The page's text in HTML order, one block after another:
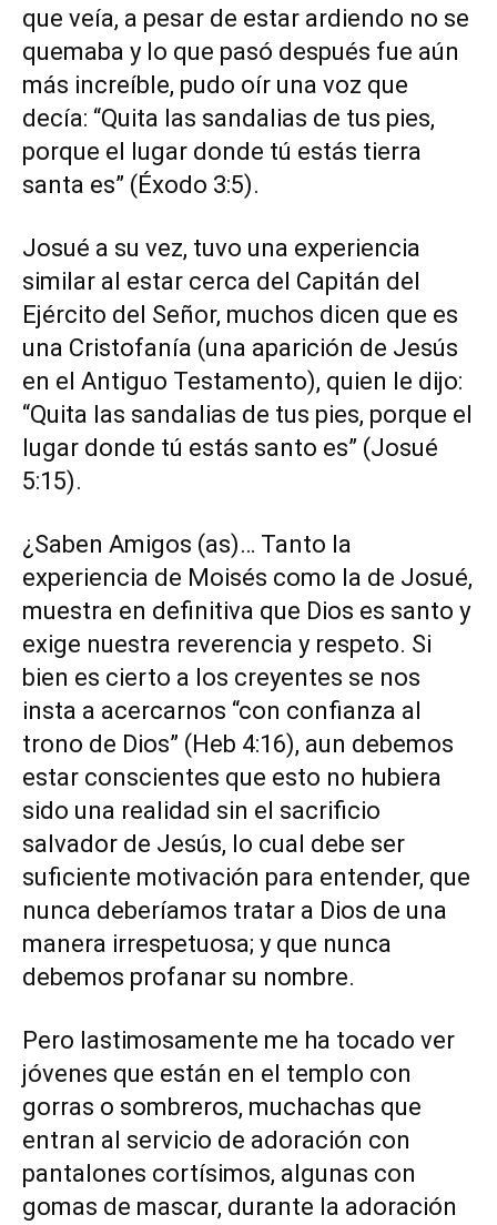
que veía, a pesar de estar ardiendo no se
quemaba y lo que pasó después fue aún
más increíble, pudo oír una voz que
decía: “Quita las sandalias de tus pies,
porque el lugar donde tú estás tierra
santa es” (Éxodo 3:5).
Josué a su vez, tuvo una experiencia
similar al estar cerca del Capitán del
Ejército del Señor, muchos dicen que es
una Cristofanía (una aparición de Jesús
en el Antiguo Testamento), quien le dijo:
“Quita las sandalias de tus pies, porque el
lugar donde tú estás santo es” (Josué
5:15).
¿Saben Amigos (as)… Tanto la
experiencia de Moisés como la de Josué,
muestra en definitiva que Dios es santo y
exige nuestra reverencia y respeto. Si
bien es cierto a los creyentes se nos
insta a acercarnos “con confianza al
trono de Dios” (Heb 4:16), aun debemos
estar conscientes que esto no hubiera
sido una realidad sin el sacrificio
salvador de Jesús, lo cual debe ser
suficiente motivación para entender, que
nunca deberíamos tratar a Dios de una
manera irrespetuosa; y que nunca
debemos profanar su nombre.
Pero lastimosamente me ha tocado ver
jóvenes que están en el templo con
gorras o sombreros, muchachas que
entran al servicio de adoración con
pantalones cortísimos, algunas con
gomas de mascar, durante la adoración